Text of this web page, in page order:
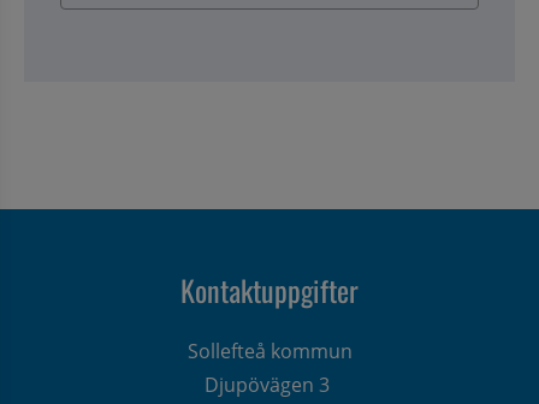
Kontaktuppgifter
Sollefteå kommun
Djupövägen 3